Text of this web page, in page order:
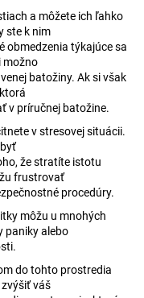
a môžete ich ľahko
ste k nim
obmedzenia týkajúce sa
možno
batožiny. Ak si však
v príručnej batožine.
v stresovej situácii.
že stratíte istotu
frustrovať
procedúry.
môžu u mnohých
paniky alebo
do tohto prostredia
zvýšiť váš